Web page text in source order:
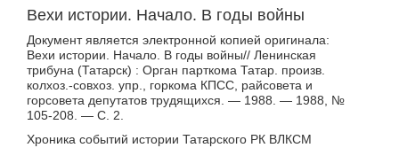
Вехи истории. Начало. В годы войны
Документ является электронной копией оригинала:
Вехи истории. Начало. В годы войны// Ленинская
трибуна (Татарск) : Орган парткома Татар. произв.
колхоз.-совхоз. упр., горкома КПСС, райсовета и
горсовета депутатов трудящихся. — 1988. — 1988, №
105-208. — С. 2.
Хроника событий истории Татарского РК ВЛКСМ